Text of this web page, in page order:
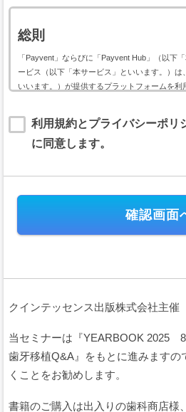
総則
「Payvent」ならびに「Payvent Hub」（以下
ービス（以下「本サービス」といいます。）
いいます。）が提供するプラットフォームを
ト用サービス利用規約（以下「本規約」といい
す。
本規約には、本サービスの提供条件及び当社と
ります。
第１条（規約の適用）
る場合に、当該会員と当社との間に適用さ
的に適用され、本規約の一部を構成します
項目に同意したこととみなされます。
当社が当社ウェブサイト上で掲載する本
（URL）は、本規約の一部を構成します。
本規約の内容と、前項のルールその他の
す。
利用規約とプライバシーポリ
に同意します。
クインテッセンス出版株式会社主催
当セミナーは『YEARBOOK 2025
歯牙移植Q&A』をもとに進みますの
くことをお勧めします。
書籍のご購入は出入りの歯科商店様